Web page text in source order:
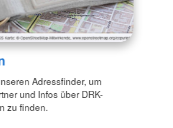
Adressfinder, um
und Infos über DRK-
zu finden.